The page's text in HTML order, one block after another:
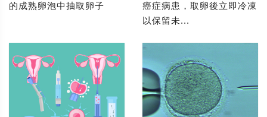
的成熟卵泡中抽取卵子
癌症病患，取卵後立即冷凍
以保留未...